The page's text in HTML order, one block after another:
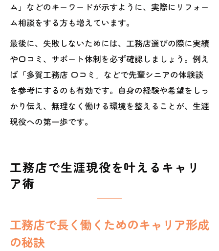
ム」などのキーワードが示すように、実際にリフォー
ム相談をする方も増えています。
最後に、失敗しないためには、工務店選びの際に実績
や口コミ、サポート体制を必ず確認しましょう。例え
ば「多賀工務店 口コミ」などで先輩シニアの体験談
を参考にするのも有効です。自身の経験や希望をしっ
かり伝え、無理なく働ける環境を整えることが、生涯
現役への第一歩です。
工務店で生涯現役を叶えるキャリ
ア術
工務店で長く働くためのキャリア形成
の秘訣